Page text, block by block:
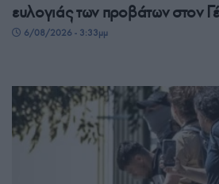
ευλογιάς των προβάτων στον
6/08/2026 - 3:33μμ